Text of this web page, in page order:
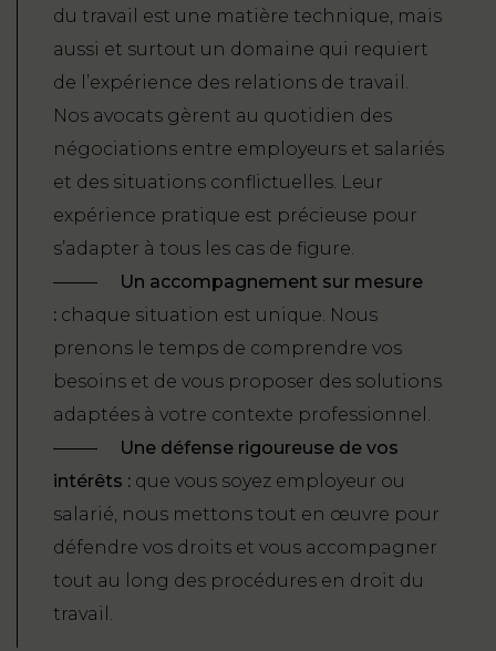
du travail est une matière technique, mais
aussi et surtout un domaine qui requiert
de l’expérience des relations de travail.
Nos avocats gèrent au quotidien des
négociations entre employeurs et salariés
et des situations conflictuelles. Leur
expérience pratique est précieuse pour
s’adapter à tous les cas de figure.
Un accompagnement sur mesure
: chaque situation est unique. Nous
prenons le temps de comprendre vos
besoins et de vous proposer des solutions
adaptées à votre contexte professionnel.
Une défense rigoureuse de vos
intérêts : que vous soyez employeur ou
salarié, nous mettons tout en œuvre pour
défendre vos droits et vous accompagner
tout au long des procédures en droit du
travail.